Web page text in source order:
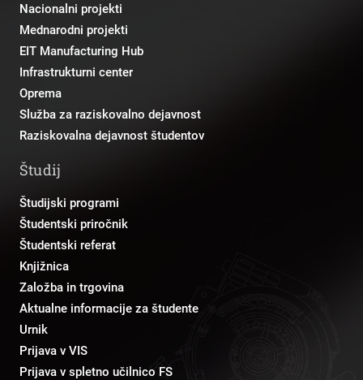
Nacionalni projekti
Mednarodni projekti
EIT Manufacturing Hub
Infrastrukturni center
Oprema
Služba za raziskovalno dejavnost
Raziskovalna dejavnost študentov
Študij
Študijski programi
Študentski priročnik
Študentski referat
Knjižnica
Založba in trgovina
Aktualne informacije za študente
Urnik
Prijava v VIS
Prijava v spletno učilnico FS